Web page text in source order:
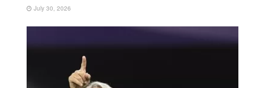
July 30, 2026